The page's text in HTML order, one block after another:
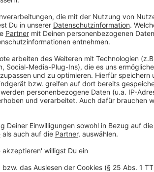
Anzeige
Verein will weiter für Vielfalt einstehen
Wie der Vorstand berichtet, hätten der
Mannes den Ausschlag dafür gegeben, ihn
nicht alleine, sondern immer mit einer
Nachfrage hin auch weiterhin für Vielfalt
Verein Mitte April die Zusammenarbeit mit
Anzeige